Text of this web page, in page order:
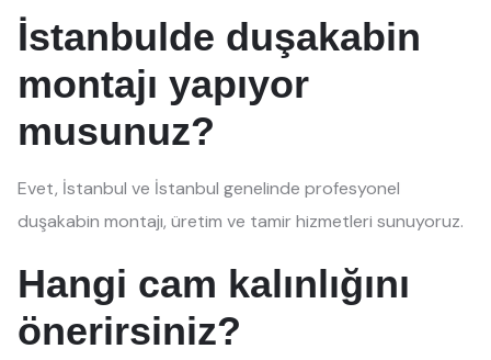
İstanbulde duşakabin
montajı yapıyor
musunuz?
Evet, İstanbul ve İstanbul genelinde profesyonel
duşakabin montajı, üretim ve tamir hizmetleri sunuyoruz.
Hangi cam kalınlığını
önerirsiniz?